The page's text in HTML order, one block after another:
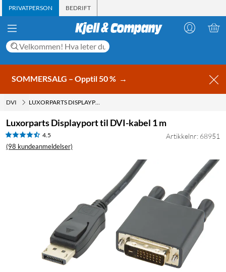
PRIVATPERSON BEDRIFT
SOMMERSALG – Opptil 50 % →
DVI LUXORPARTS DISPLAYPORT TIL DVI-KABEL 1 M
Luxorparts Displayport til DVI-kabel 1 m
4.5
(98 kundeanmeldelser)
Artikkelnr: 68951